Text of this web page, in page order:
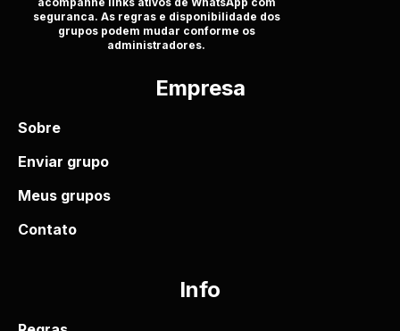
seguranca. As regras e disponibilidade dos
grupos podem mudar conforme os
administradores.
Empresa
Sobre
Enviar grupo
Meus grupos
Contato
Info